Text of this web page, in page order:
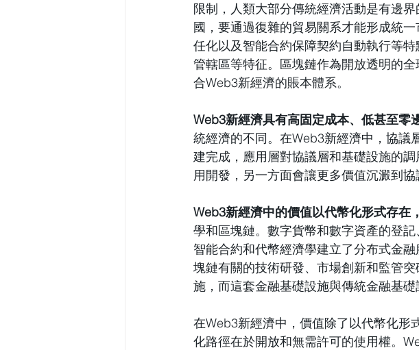
限制，人類大部分傳統經濟活動是有邊
國，要通過復雜的貿易關系才能形成統
任化以及智能合約保障契約自動執行等
管轄區等特征。區塊鏈作為開放透明的
合Web3新經濟的賬本體系。
Web3新經濟具有高固定成本、低甚至零
統經濟的不同。在Web3新經濟中，協議
建完成，應用層對協議層和基礎設施的
用開發，另一方面會讓更多價值沉澱到協
Web3新經濟中的價值以代幣化形式存在
學和區塊鏈。數字貨幣和數字資產的登
智能合約和代幣經濟學建立了分布式金
塊鏈有關的技術研發、市場創新和監管
施，而這套金融基礎設施與傳統金融基礎
在Web3新經濟中，價值除了以代幣化形
化路徑在於開放和無需許可的使用權。